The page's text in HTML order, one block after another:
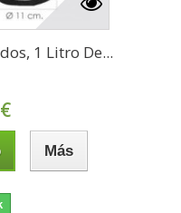
1 Litro De...
Más